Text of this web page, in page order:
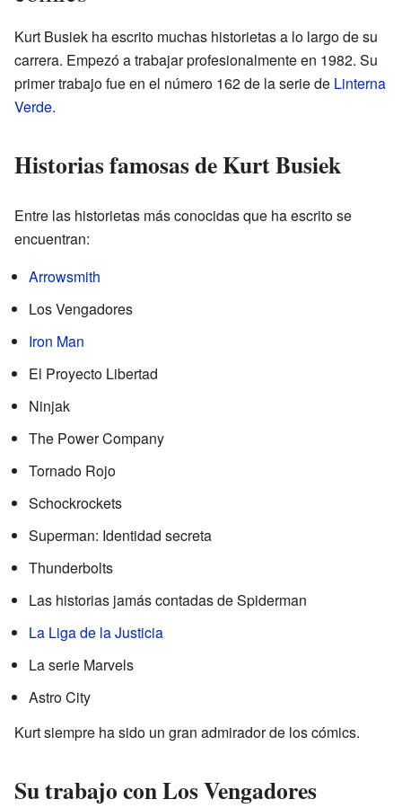
Kurt Busiek ha escrito muchas historietas a lo largo de su
carrera. Empezó a trabajar profesionalmente en 1982. Su
primer trabajo fue en el número 162 de la serie de Linterna
Verde.
Historias famosas de Kurt Busiek
Entre las historietas más conocidas que ha escrito se
encuentran:
Arrowsmith
Los Vengadores
Iron Man
El Proyecto Libertad
Ninjak
The Power Company
Tornado Rojo
Schockrockets
Superman: Identidad secreta
Thunderbolts
Las historias jamás contadas de Spiderman
La Liga de la Justicia
La serie Marvels
Astro City
Kurt siempre ha sido un gran admirador de los cómics.
Su trabajo con Los Vengadores